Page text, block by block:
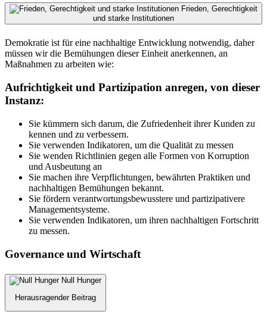
Frieden, Gerechtigkeit
und starke Institutionen
Demokratie ist für eine nachhaltige Entwicklung notwendig, daher
müssen wir die Bemühungen dieser Einheit anerkennen, an
Maßnahmen zu arbeiten wie:
Aufrichtigkeit und Partizipation anregen, von dieser
Instanz:
Sie kümmern sich darum, die Zufriedenheit ihrer Kunden zu
kennen und zu verbessern.
Sie verwenden Indikatoren, um die Qualität zu messen
Sie wenden Richtlinien gegen alle Formen von Korruption
und Ausbeutung an
Sie machen ihre Verpflichtungen, bewährten Praktiken und
nachhaltigen Bemühungen bekannt.
Sie fördern verantwortungsbewusstere und partizipativere
Managementsysteme.
Sie verwenden Indikatoren, um ihren nachhaltigen Fortschritt
zu messen.
Governance und Wirtschaft
Null Hunger
Herausragender Beitrag